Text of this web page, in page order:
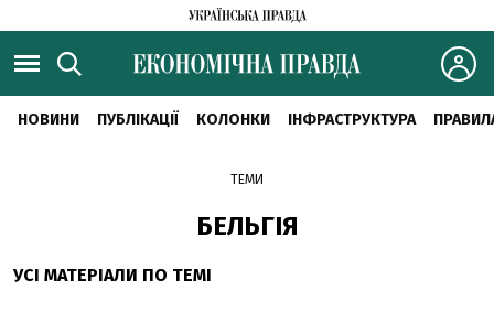
НОВИНИ ПУБЛІКАЦІЇ КОЛОНКИ ІНФРАСТРУКТУРА
ТЕМИ
БЕЛЬГІЯ
УСІ МАТЕРІАЛИ ПО ТЕМІ